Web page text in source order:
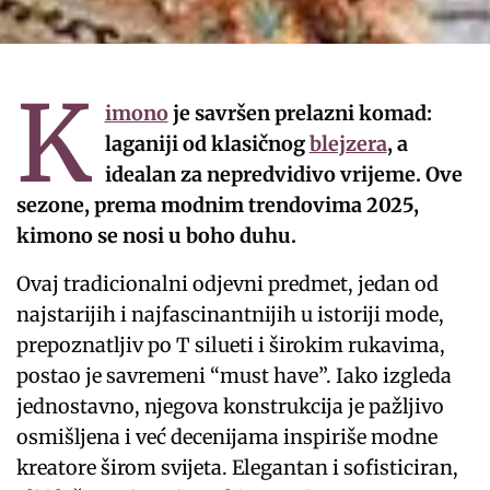
K imonoje savršen prelazni komad:
laganiji od klasičnogblejzera, a
idealan za nepredvidivo vrijeme. Ove
sezone, prema modnim trendovima 2025,
kimono se nosi u boho duhu.
Ovaj tradicionalni odjevni predmet, jedan od
najstarijih i najfascinantnijih u istoriji mode,
prepoznatljiv po T silueti i širokim rukavima,
postao je savremeni “must have”. Iako izgleda
jednostavno, njegova konstrukcija je pažljivo
osmišljena i već decenijama inspiriše modne
kreatore širom svijeta. Elegantan i sofisticiran,